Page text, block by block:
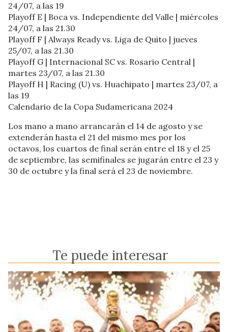
24/07, a las 19
Playoff E | Boca vs. Independiente del Valle | miércoles
24/07, a las 21.30
Playoff F | Always Ready vs. Liga de Quito | jueves
25/07, a las 21.30
Playoff G | Internacional SC vs. Rosario Central |
martes 23/07, a las 21.30
Playoff H | Racing (U) vs. Huachipato | martes 23/07, a
las 19
Calendario de la Copa Sudamericana 2024
Los mano a mano arrancarán el 14 de agosto y se
extenderán hasta el 21 del mismo mes por los
octavos, los cuartos de final serán entre el 18 y el 25
de septiembre, las semifinales se jugarán entre el 23 y
30 de octubre y la final será el 23 de noviembre.
Te puede interesar